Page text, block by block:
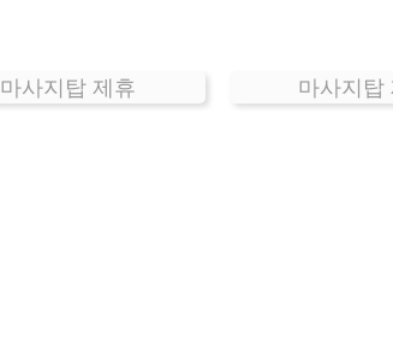
마사지탑 제휴 마사지탑